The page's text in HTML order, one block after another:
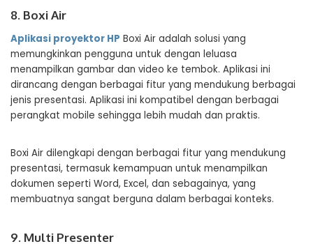
8. Boxi Air
Aplikasi proyektor HP Boxi Air adalah solusi yang
memungkinkan pengguna untuk dengan leluasa
menampilkan gambar dan video ke tembok. Aplikasi ini
dirancang dengan berbagai fitur yang mendukung berbagai
jenis presentasi. Aplikasi ini kompatibel dengan berbagai
perangkat mobile sehingga lebih mudah dan praktis.
Boxi Air dilengkapi dengan berbagai fitur yang mendukung
presentasi, termasuk kemampuan untuk menampilkan
dokumen seperti Word, Excel, dan sebagainya, yang
membuatnya sangat berguna dalam berbagai konteks.
9. Multi Presenter